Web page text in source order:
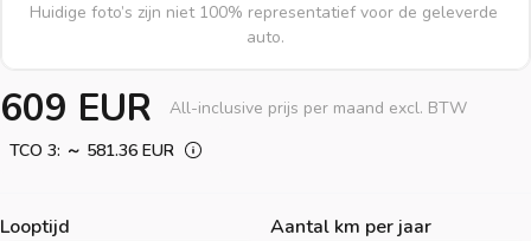
Huidige foto’s zijn niet 100% representatief voor de geleverde
auto.
609 EUR
All-inclusive prijs per maand excl. BTW
TCO 3: ～ 581.36 EUR
Looptijd
Aantal km per jaar